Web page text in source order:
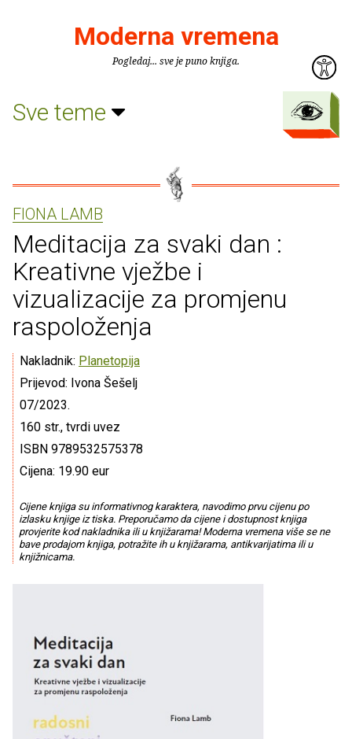
Moderna vremena
Pogledaj... sve je puno knjiga.
Sve teme
FIONA LAMB
Meditacija za svaki dan :
Kreativne vježbe i
vizualizacije za promjenu
raspoloženja
Nakladnik: Planetopija
Prijevod: Ivona Šešelj
07/2023.
160 str., tvrdi uvez
ISBN 9789532575378
Cijena: 19.90 eur
Cijene knjiga su informativnog karaktera, navodimo prvu cijenu po
izlasku knjige iz tiska. Preporučamo da cijene i dostupnost knjiga
provjerite kod nakladnika ili u knjižarama! Moderna vremena više se ne
bave prodajom knjiga, potražite ih u knjižarama, antikvarijatima ili u
knjižnicama.